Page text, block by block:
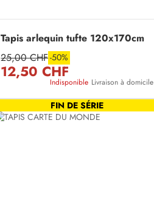
Tapis arlequin tufte 120x170cm
25,00 CHF-50%
12,50 CHF
Indisponible Livraison à domicile
FIN DE SÉRIE